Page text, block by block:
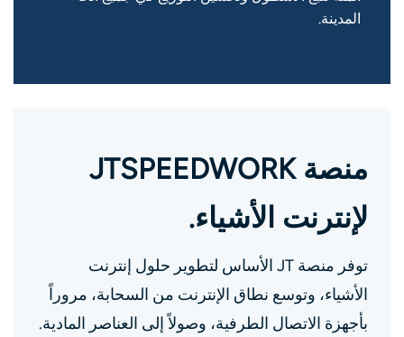
المدينة.
منصة JTSPEEDWORK
لإنترنت الأشياء.
توفر منصة JT الأساس لتطوير حلول إنترنت
الأشياء، وتوسع نطاق الإنترنت من السحابة، مروراً
بأجهزة الاتصال الطرفية، وصولاً إلى العناصر المادية.